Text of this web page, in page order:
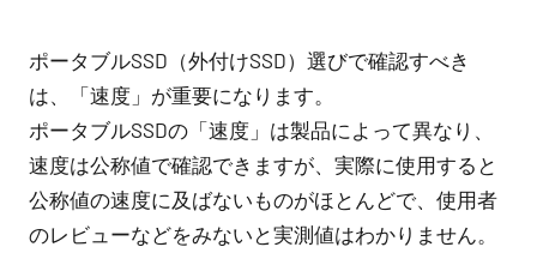
ポータブルSSD（外付けSSD）選びで確認すべき
は、「速度」が重要になります。
ポータブルSSDの「速度」は製品によって異なり、
速度は公称値で確認できますが、実際に使用すると
公称値の速度に及ばないものがほとんどで、使用者
のレビューなどをみないと実測値はわかりません。